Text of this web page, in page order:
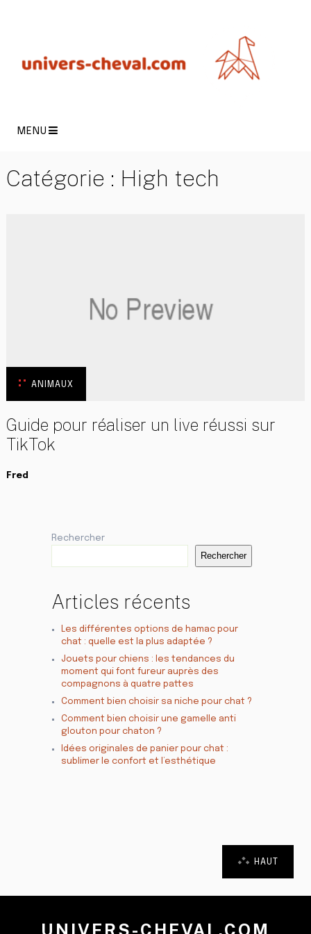
MENU
Catégorie : High tech
ANIMAUX
Guide pour réaliser un live réussi sur
TikTok
Fred
Rechercher
Rechercher
Articles récents
Les différentes options de hamac pour
chat : quelle est la plus adaptée ?
Jouets pour chiens : les tendances du
moment qui font fureur auprès des
compagnons à quatre pattes
Comment bien choisir sa niche pour chat ?
Comment bien choisir une gamelle anti
glouton pour chaton ?
Idées originales de panier pour chat :
sublimer le confort et l’esthétique
HAUT
UNIVERS-CHEVAL.COM